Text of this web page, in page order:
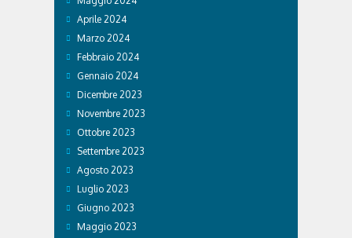
Aprile 2024
Marzo 2024
Febbraio 2024
Gennaio 2024
Dicembre 2023
Novembre 2023
Ottobre 2023
Settembre 2023
Agosto 2023
Luglio 2023
Giugno 2023
Maggio 2023